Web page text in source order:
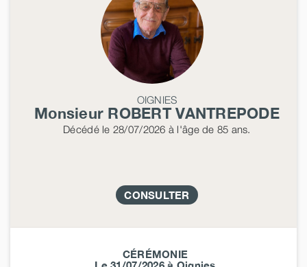
OIGNIES
Monsieur ROBERTVANTREPODE
Décédéle 28/07/2026 à l'âge de 85 ans.
CONSULTER
CÉRÉMONIE